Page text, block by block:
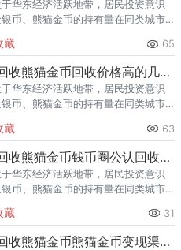
华东经济活跃地带，居民投资意识
币、熊猫金币的持有量在同类城市
币的需求就明显升温，但鱼龙混杂的
道里，能精准识别版别溢
藏 65
龙泉回收熊猫金币回收价格高的几家推荐
华东经济活跃地带，居民投资意识
币、熊猫金币的持有量在同类城市
的需求就明显升温，但鱼龙混杂的
道里，能精准识别版别溢
藏 63
龙岩回收熊猫金币钱币圈公认回收渠道排行
华东经济活跃地带，居民投资意识
币、熊猫金币的持有量在同类城市
的需求就明显升温，但鱼龙混杂的
道里，能精准识别版别溢
藏 31
龙口回收熊猫金币熊猫金币变现渠道指南